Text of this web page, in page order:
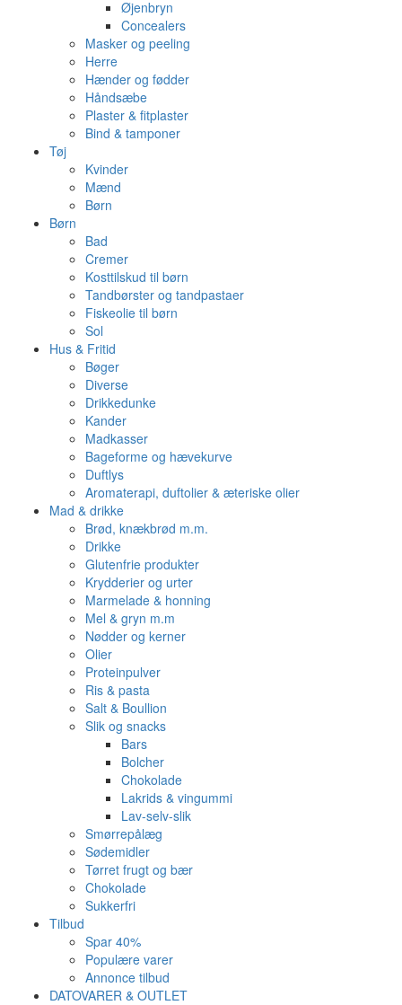
Øjenbryn
Concealers
Masker og peeling
Herre
Hænder og fødder
Håndsæbe
Plaster & fitplaster
Bind & tamponer
Tøj
Kvinder
Mænd
Børn
Børn
Bad
Cremer
Kosttilskud til børn
Tandbørster og tandpastaer
Fiskeolie til børn
Sol
Hus & Fritid
Bøger
Diverse
Drikkedunke
Kander
Madkasser
Bageforme og hævekurve
Duftlys
Aromaterapi, duftolier & æteriske olier
Mad & drikke
Brød, knækbrød m.m.
Drikke
Glutenfrie produkter
Krydderier og urter
Marmelade & honning
Mel & gryn m.m
Nødder og kerner
Olier
Proteinpulver
Ris & pasta
Salt & Boullion
Slik og snacks
Bars
Bolcher
Chokolade
Lakrids & vingummi
Lav-selv-slik
Smørrepålæg
Sødemidler
Tørret frugt og bær
Chokolade
Sukkerfri
Tilbud
Spar 40%
Populære varer
Annonce tilbud
DATOVARER & OUTLET